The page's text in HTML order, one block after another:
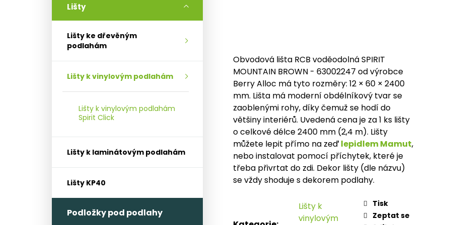
Lišty
Lišty ke dřevěným
podlahám
Lišty k vinylovým podlahám
Lišty k vinylovým podlahám
Spirit Click
Lišty k laminátovým podlahám
Lišty KP40
Podložky pod podlahy
Obvodová lišta RCB voděodolná SPIRIT
MOUNTAIN BROWN - 63002247 od výrobce
Berry Alloc má tyto rozměry: 12 × 60 × 2400
mm. Lišta má moderní obdélníkový tvar se
zaoblenými rohy, díky čemuž se hodí do
většiny interiérů. Uvedená cena je za 1 ks lišty
o celkové délce 2400 mm (2,4 m). Lišty
můžete lepit přímo na zeďlepidlem Mamut,
nebo instalovat pomocí příchytek, které je
třeba přivrtat do zdi. Dekor lišty (dle názvu)
se vždy shoduje s dekorem podlahy.
Lišty k
vinylovým
Tisk
Zeptat se